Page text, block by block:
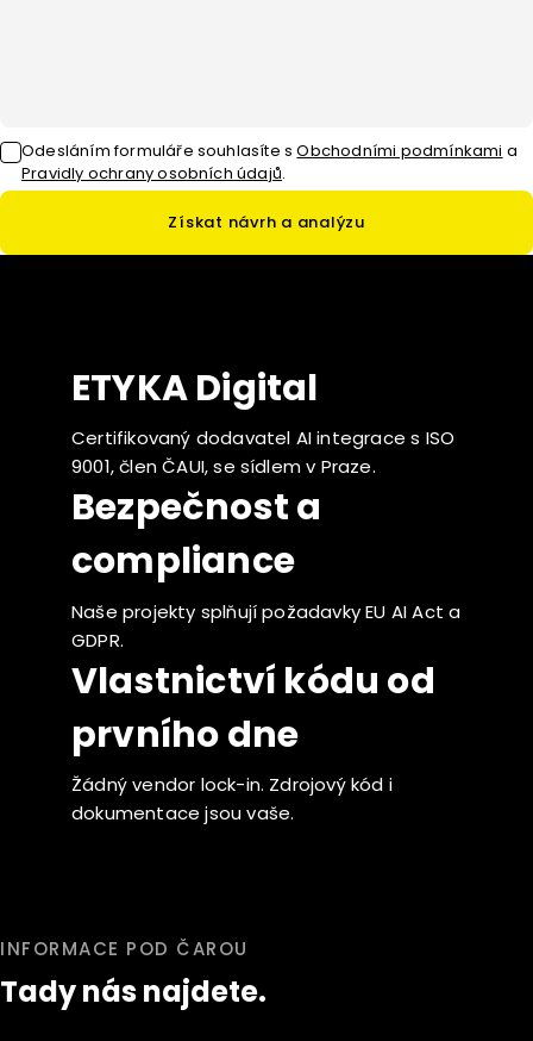
ETYKA Digital
Certifikovaný dodavatel AI integrace s ISO
9001, člen ČAUI, se sídlem v Praze.
Bezpečnost a
compliance
Naše projekty splňují požadavky EU AI Act a
GDPR.
Vlastnictví kódu od
prvního dne
Žádný vendor lock-in. Zdrojový kód i
dokumentace jsou vaše.
Odesláním formuláře souhlasíte s Obchodními podmínkami a
Pravidly ochrany osobních údajů.
Získat návrh a analýzu
INFORMACE POD ČAROU
Tady nás najdete.